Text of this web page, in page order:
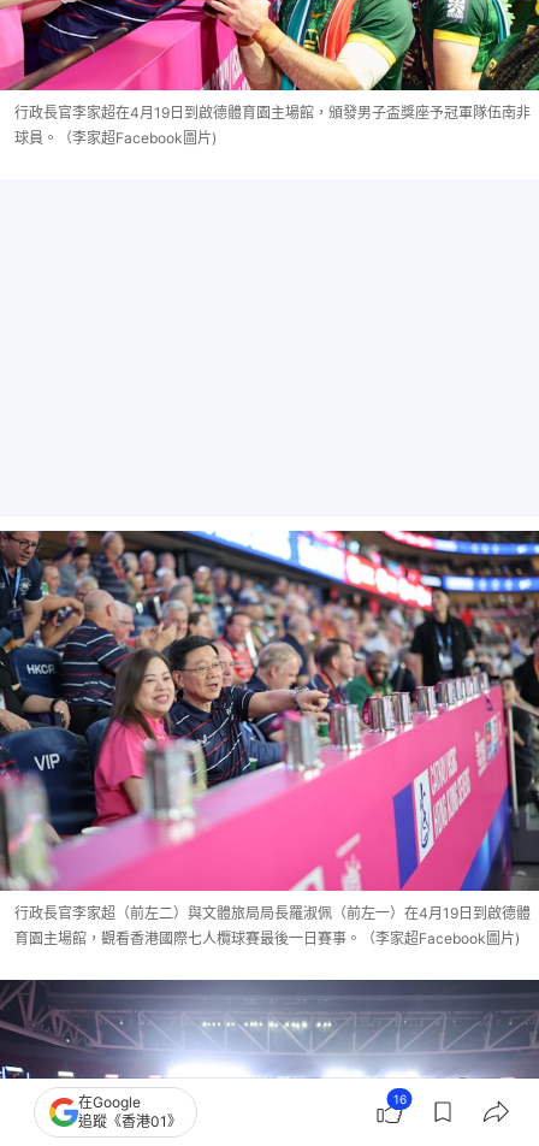
行政長官李家超在4月19日到啟德體育園主場館，頒發男子盃獎座予冠軍隊伍南非
球員。（李家超Facebook圖片)
行政長官李家超（前左二）與文體旅局局長羅淑佩（前左一）在4月19日到啟德體
育園主場館，觀看香港國際七人欖球賽最後一日賽事。（李家超Facebook圖片)
在Google
追蹤《香港01》
16